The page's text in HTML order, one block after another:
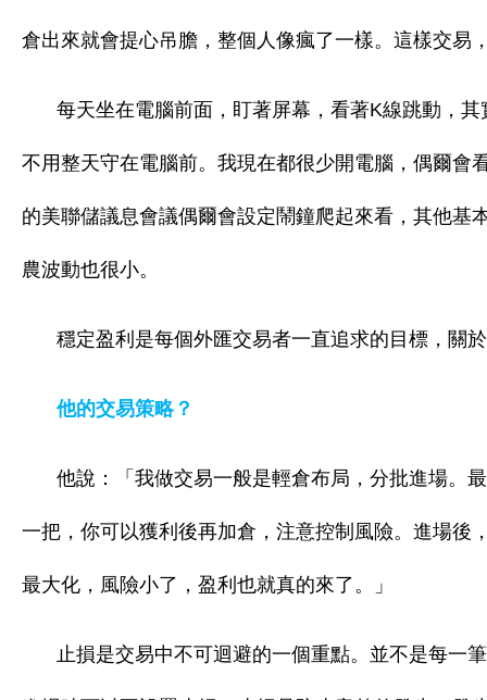
倉出來就會提心吊膽，整個人像瘋了一樣。這樣交易
每天坐在電腦前面，盯著屏幕，看著K線跳動，
不用整天守在電腦前。我現在都很少開電腦，偶爾會
的美聯儲議息會議偶爾會設定鬧鐘爬起來看，其他基
農波動也很小。
穩定盈利是每個外匯交易者一直追求的目標，關
他的交易策略？
他說：「我做交易一般是輕倉布局，分批進場。
一把，你可以獲利後再加倉，注意控制風險。進場後
最大化，風險小了，盈利也就真的來了。」
止損是交易中不可迴避的一個重點。並不是每一